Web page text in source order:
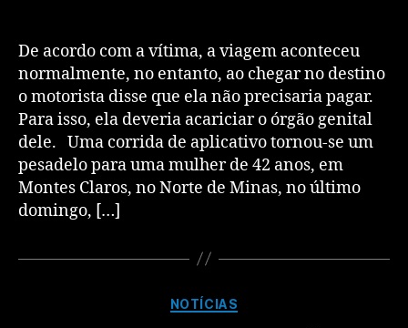
De acordo com a vítima, a viagem aconteceu
normalmente, no entanto, ao chegar no destino
o motorista disse que ela não precisaria pagar.
Para isso, ela deveria acariciar o órgão genital
dele. Uma corrida de aplicativo tornou-se um
pesadelo para uma mulher de 42 anos, em
Montes Claros, no Norte de Minas, no último
domingo, […]
NOTÍCIAS